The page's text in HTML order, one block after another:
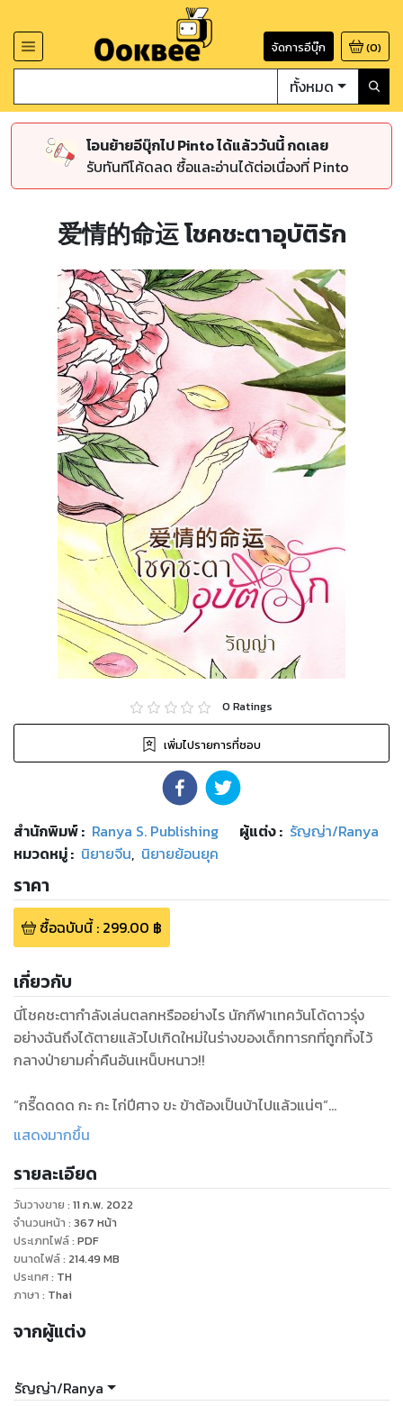
จัดการอีบุ๊ก (0)
ทั้งหมด
โอนย้ายอีบุ๊กไป Pinto ได้แล้ววันนี้ กดเลย
รับทันทีโค้ดลด ซื้อและอ่านได้ต่อเนื่องที่ Pinto
爱情的命运 โชคชะตาอุบัติรัก
0 Ratings
เพิ่มไปรายการที่ชอบ
สำนักพิมพ์: Ranya S. Publishing ผู้แต่ง : รัญญ่า/Ranya
หมวดหมู่: นิยายจีน, นิยายย้อนยุค
ราคา
ซื้อฉบับนี้: 299.00 ฿
เกี่ยวกับ
นี่โชคชะตากำลังเล่นตลกหรืออย่างไร นักกีฬาเทควันโด้ดาวรุ่ง
อย่างฉันถึงได้ตายแล้วไปเกิดใหม่ในร่างของเด็กทารกที่ถูกทิ้งไว้
กลางป่ายามค่ำคืนอันเหน็บหนาว!!
“กรี๊ดดดด กะ กะ ไก่ปีศาจ ขะ ข้าต้องเป็นบ้าไปแล้วแน่ๆ”
แล้วนี่มันเกิดอันใดขึ้นกับข้า เหตุใดข้าถึงฟังพวกเจ้ารู้เรื่อง!!
“เด็กแก่แดด” เสี้ยงทุ้มติดกวนประสาทเอ่ยขึ้นก่อนจะเผยตัวออก
มาท่ามกลางความมืด
“ท่าน! แอบดูอยู่รึ” คนผู้นี้นี่! ผลุบๆโผล่ๆทำตัวอย่างกับผี แล้วมา
ยืนตรงนี้ตั้งแต่เมื่อไหร่กัน!
“ข้าเพียงแค่จะกลับกระโจม แต่ดันมาเห็นเด็กแก่แดดกำลังให้ของ
คล้ายกำลังล้อเลียนคนตรงหน้า
แสดงมากขึ้น
รายละเอียด
วันวางขาย : 11 ก.พ. 2022
จำนวนหน้า : 367 หน้า
ประเภทไฟล์: PDF
ขนาดไฟล์: 214.49 MB
ประเทศ: TH
ภาษา : Thai
จากผู้แต่ง
รัญญ่า/Ranya